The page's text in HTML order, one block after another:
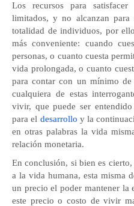
Los recursos para satisfacer
limitados, y no alcanzan para
totalidad de individuos, por
más conveniente: cuando
personas, o cuanto cuesta
vida prolongada, o cuanto
para contar con un mínimo
cualquiera de estas
vivir, que puede ser
para el desarrollo y la
en otras palabras la vida
relación monetaria.
En conclusión, si bien es
a la vida humana, esta misma
un precio el poder mantener la
este precio o costo de vivir